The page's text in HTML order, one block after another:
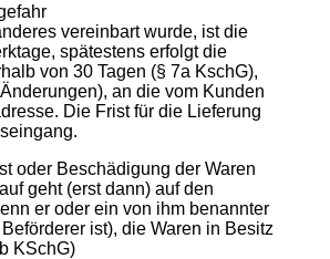
vereinbart wurde, ist die
spätestens erfolgt die
von 30 Tagen (§ 7a KschG),
an die vom Kunden
Die Frist für die Lieferung
oder Beschädigung der Waren
geht (erst dann) auf den
er oder ein von ihm benannter
ist), die Waren in Besitz
KSchG)